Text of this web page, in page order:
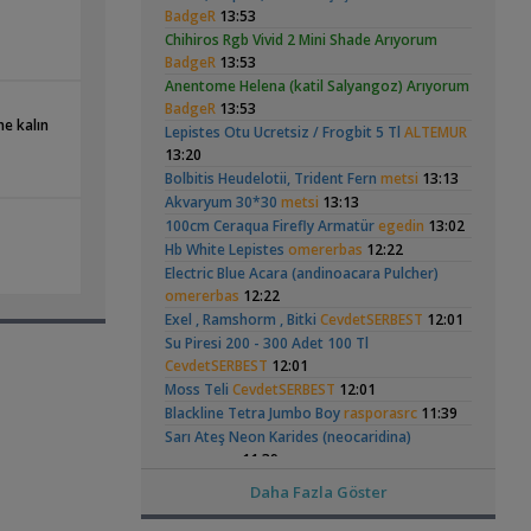
kalın
Vahşi Beta Ve Labirentli Hobicileri,
Birleşin!Cyber_Scout,22:34
Labirentliler
Süngerle 24 Saatte Sessiz Artemia
ÇıkarmaBLGHN
Malzemeler ve Yemler Forumu
Leonardit Zeminli Akvaryum Kurulumu
Belisarius,20:14
Akvaryum Tanıtımı
Merhaba Bütçem Max 1200 Civarı Sessiz
Çift Çıkışlıberat76,19:41
Akvaryum ve Tür Tavsiyesi
Balkondaki Pondum Çok Isınıyor.
Kefali,19:19
Bitki Akvaryumları Genel
37 Litrelik Siyah Neon Tetra
Akvaryumum Ahmet53, 18:02
Akvaryum Tanıtımı
Red Mangrove (rhizophora Mangle)
bilentungul,14:43
Dwarf Puffer / Pea Puffer Türkiye’de
BesleyenlerFuture07,14:25
Yavruları
Betta Antuta
Ramshorn Hakkında
Her Şey
Elma Salyangozu
Güncel
Yeni Tetra
Küçük Bir Su
Rummy Nose Tetra
Akvaryumu
BadgeR 13:53
Chihiros Rgb Vivid 2 Mini Shade Arıyorum
BadgeR 13:53
Anentome Helena (katil Salyangoz) Arıyorum
BadgeR 13:53
Lepistes Otu Ucretsiz / Frogbit 5 Tl ALTEMUR
13:20
Bolbitis Heudelotii, Trident Fern metsi 13:13
Akvaryum 30*30 metsi 13:13
100cm Ceraqua Firefly Armatür egedin 13:02
Hb White Lepistes omererbas 12:22
Electric Blue Acara (andinoacara Pulcher)
omererbas 12:22
Exel , Ramshorm , Bitki CevdetSERBEST 12:01
Su Piresi 200 - 300 Adet 100 Tl
CevdetSERBEST 12:01
Moss Teli CevdetSERBEST 12:01
Blackline Tetra Jumbo Boy rasporasrc 11:39
Sarı Ateş Neon Karides (neocaridina)
11:39
Uygun Yerli Üretim Ivanacara Bimaculata
Daha Fazla Göster